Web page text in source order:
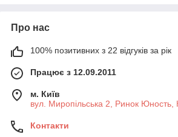
Про нас
100% позитивних з 22 відгуків за рік
Працює з 12.09.2011
м. Київ
вул. Миропільська 2, Ринок Юность,
Контакти